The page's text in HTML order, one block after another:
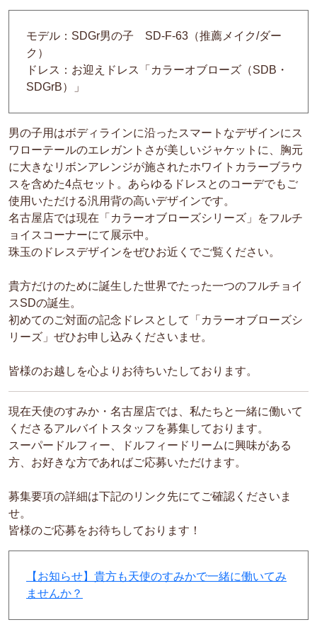
モデル：SDGr男の子 SD-F-63（推薦メイク/ダー
ク）
ドレス：お迎えドレス「カラーオブローズ（SDB・
SDGrB）」
男の子用はボディラインに沿ったスマートなデザインにス
ワローテールのエレガントさが美しいジャケットに、胸元
に大きなリボンアレンジが施されたホワイトカラーブラウ
スを含めた4点セット。あらゆるドレスとのコーデでもご
使用いただける汎用背の高いデザインです。
名古屋店では現在「カラーオブローズシリーズ」をフルチ
ョイスコーナーにて展示中。
珠玉のドレスデザインをぜひお近くでご覧ください。
貴方だけのために誕生した世界でたった一つのフルチョイ
スSDの誕生。
初めてのご対面の記念ドレスとして「カラーオブローズシ
リーズ」ぜひお申し込みくださいませ。
皆様のお越しを心よりお待ちいたしております。
現在天使のすみか・名古屋店では、私たちと一緒に働いて
くださるアルバイトスタッフを募集しております。
スーパードルフィー、ドルフィードリームに興味がある
方、お好きな方であればご応募いただけます。
募集要項の詳細は下記のリンク先にてご確認くださいま
せ。
皆様のご応募をお待ちしております！
【お知らせ】貴方も天使のすみかで一緒に働いてみ
ませんか？